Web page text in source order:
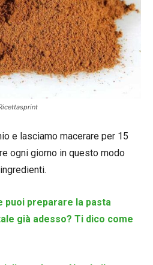
e lasciamo macerare per 15
ogni giorno in questo modo
puoi preparare la pasta
già adesso? Ti dico come